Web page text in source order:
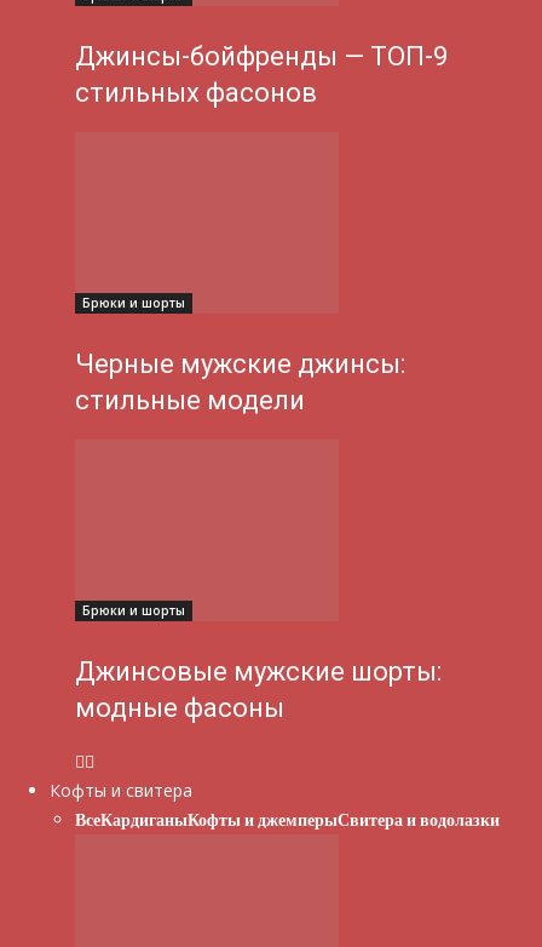
Джинсы-бойфренды — ТОП-9
стильных фасонов
Брюки и шорты
Черные мужские джинсы:
стильные модели
Брюки и шорты
Джинсовые мужские шорты:
модные фасоны
Кофты и свитера
ВсеКардиганыКофты и джемперыСвитера и водолазки